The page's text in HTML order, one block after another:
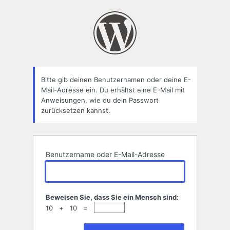
Bitte gib deinen Benutzernamen oder deine E-
Mail-Adresse ein. Du erhältst eine E-Mail mit
Anweisungen, wie du dein Passwort
zurücksetzen kannst.
Benutzername oder E-Mail-Adresse
Beweisen Sie, dass Sie ein Mensch sind:
10 + 10 =